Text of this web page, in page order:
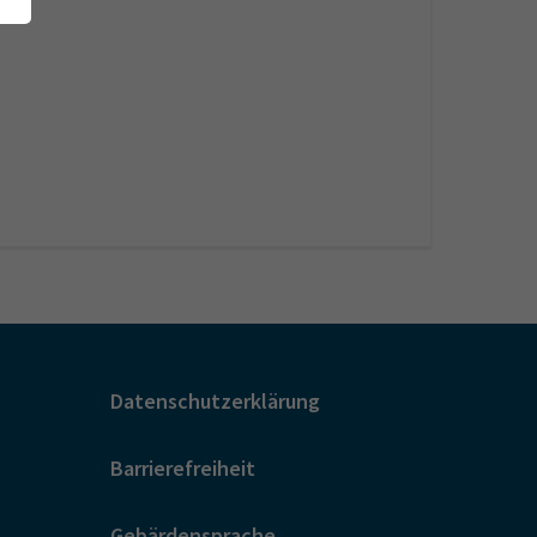
Datenschutzerklärung
Barrierefreiheit